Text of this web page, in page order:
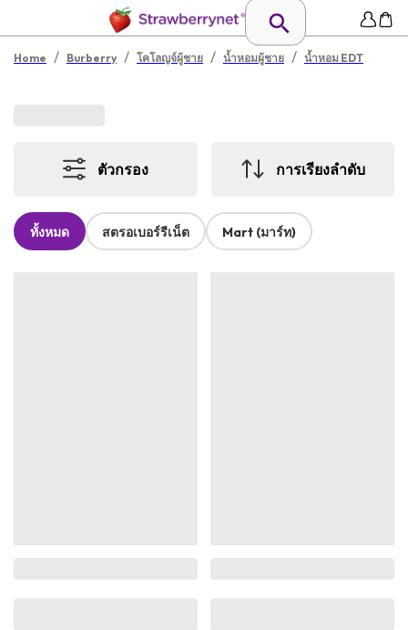
Home / Burberry / โคโลญจ์ผู้ชาย / น้ำหอมผู้ชาย / น้ำหอม EDT
ตัวกรอง การเรียงลำดับ
ทั้งหมด สตรอเบอร์รีเน็ต Mart (มาร์ท)